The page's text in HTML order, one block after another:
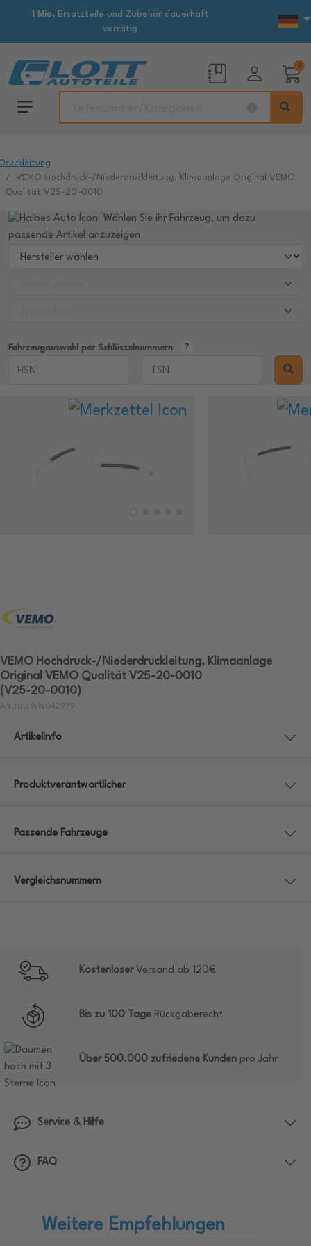
1 Mio.Ersatzteile und Zubehör dauerhaft
vorrätig
0
Druckleitung
VEMO Hochdruck-/Niederdruckleitung, Klimaanlage Original VEMO
Qualität V25-20-0010
Wählen Sie ihr Fahrzeug, um dazu
passende Artikel anzuzeigen
Fahrzeugauswahl per Schlüsselnummern
VEMO Hochdruck-/Niederdruckleitung, Klimaanlage
Original VEMO Qualität V25-20-0010
(V25-20-0010)
Art.Nr.: WW042979
Artikelinfo
Produktverantwortlicher
Passende Fahrzeuge
Vergleichsnummern
KostenloserVersand ab 120€
Bis zu 100 Tage Rückgaberecht
Über 500.000 zufriedene Kunden pro Jahr
Service & Hilfe
FAQ
Weitere Empfehlungen